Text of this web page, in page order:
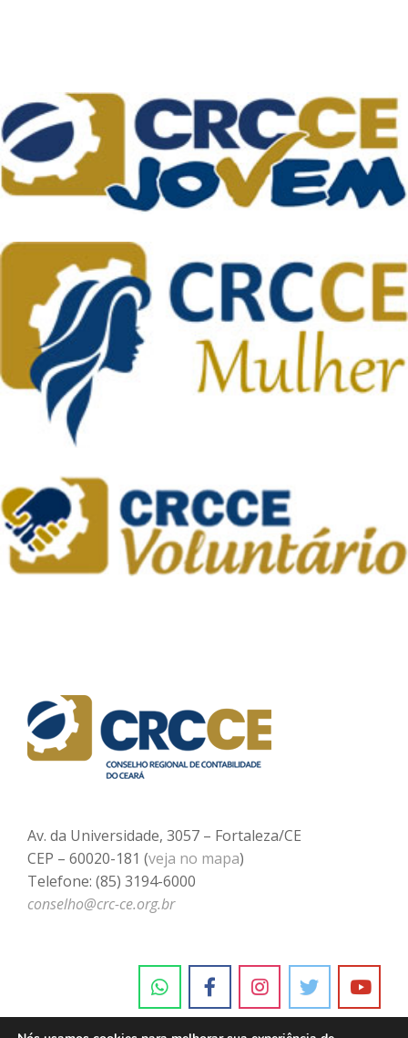
Av. da Universidade, 3057 – Fortaleza/CE
CEP – 60020-181 (veja no mapa)
Telefone: (85) 3194-6000
conselho@crc-ce.org.br